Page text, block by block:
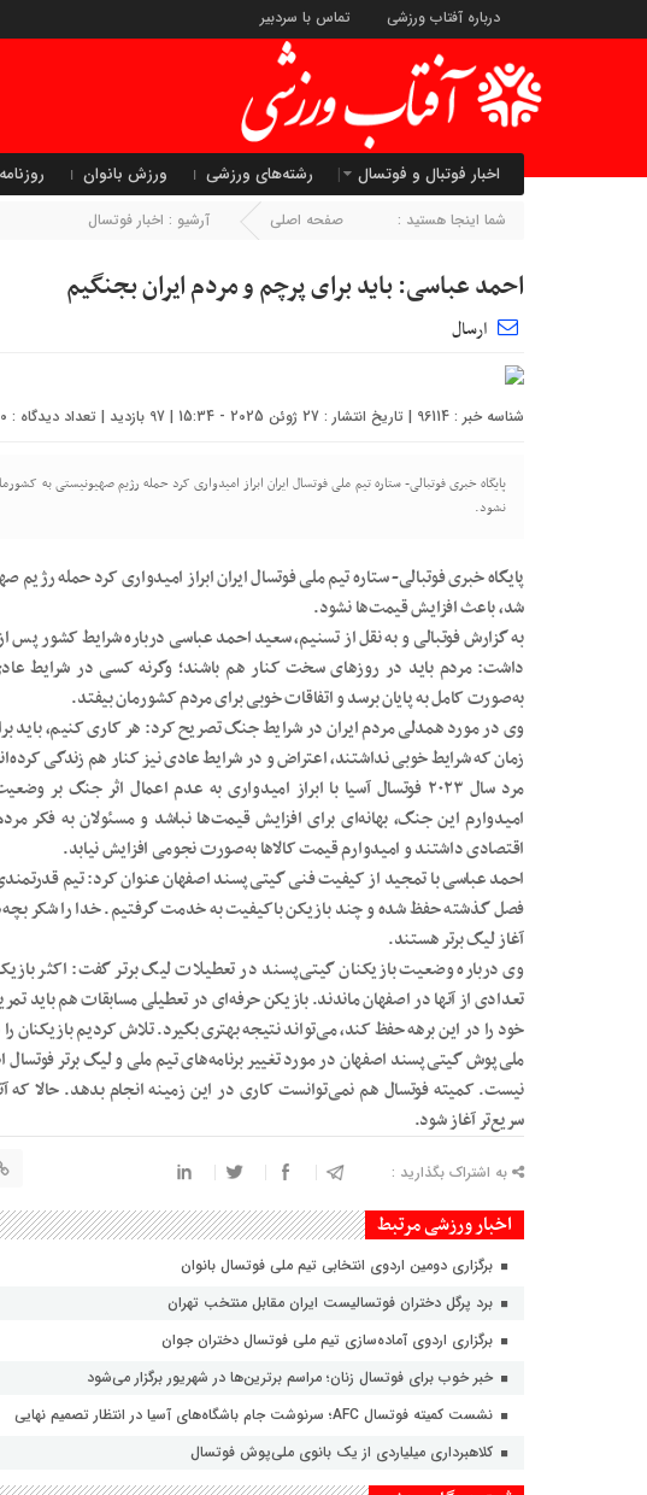
درباره آفتاب ورزشی تماس با سردبیر
اخبار فوتبال و فوتسال رشته‌های ورزشی ورزش بانوان
شما اینجا هستید : صفحه اصلی آرشیو : اخبار فوتسال
احمد عباسی: باید برای پرچم و مردم ایران بجنگیم
ارسال
شناسه خبر : 96114 | تاریخ انتشار : 27 ژوئن 2025 - 15:34 | 97 بازدید | تعداد دیدگاه : 0
پایگاه خبری فوتبالی- ستاره تیم ملی فوتسال ایران ابراز امیدواری کرد حمله رژیم صهیونیستی به
نشود.
پایگاه خبری فوتبالی- ستاره تیم ملی فوتسال ایران ابراز امیدواری کرد حمله
شد، باعث افزایش قیمت‌ها نشود.
به گزارش فوتبالی و به نقل از تسنیم، سعید احمد عباسی درباره شرایط کشور پس
داشت: مردم باید در روزهای سخت کنار هم باشند؛ وگرنه کسی در شرایط
به‌صورت کامل به پایان برسد و اتفاقات خوبی برای مردم کشورمان بیفتد.
وی در مورد همدلی مردم ایران در شرایط جنگ تصریح کرد: هر کاری کنیم، باید
زمان که شرایط خوبی نداشتند، اعتراض و در شرایط عادی نیز کنار هم زندگی
مرد سال ۲۰۲۳ فوتسال آسیا با ابراز امیدواری به عدم اعمال اثر جنگ
امیدوارم این جنگ، بهانه‌ای برای افزایش قیمت‌ها نباشد و مسئولان به فکر
اقتصادی داشتند و امیدوارم قیمت کالاها به‌صورت نجومی افزایش نیابد.
احمد عباسی با تمجید از کیفیت فنی گیتی‌پسند اصفهان عنوان کرد: تیم
فصل گذشته حفظ شده و چند بازیکن باکیفیت به خدمت گرفتیم. خدا را شکر
آغاز لیگ برتر هستند.
وی درباره وضعیت بازیکنان گیتی‌پسند در تعطیلات لیگ برتر گفت: اکثر
تعدادی از آنها در اصفهان ماندند. بازیکن حرفه‌ای در تعطیلی مسابقات هم باید
خود را در این برهه حفظ کند، می‌تواند نتیجه بهتری بگیرد. تلاش کردیم بازیکنان
ملی‌پوش گیتی‌پسند اصفهان در مورد تغییر برنامه‌های تیم ملی و لیگ برتر فوتسال
نیست. کمیته فوتسال هم نمی‌توانست کاری در این زمینه انجام بدهد. حالا
سریع‌تر آغاز شود.
به اشتراک بگذارید :
اخبار ورزشی مرتبط
برگزاری دومین اردوی انتخابی تیم ملی فوتسال بانوان
برد پرگل دختران فوتسالیست ایران مقابل منتخب تهران
برگزاری اردوی آماده‌سازی تیم ملی فوتسال دختران جوان
خبر خوب برای فوتسال زنان؛ مراسم برترین‌ها در شهریور برگزار می‌شود
نشست کمیته فوتسال AFC؛ سرنوشت جام باشگاه‌های آسیا در انتظار تصمیم نهایی
کلاهبرداری میلیاردی از یک بانوی ملی‌پوش فوتسال